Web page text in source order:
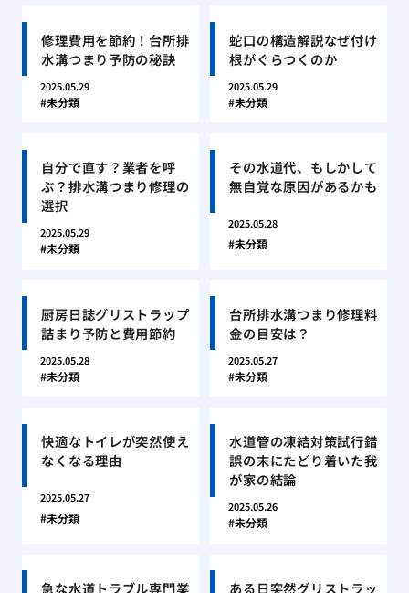
修理費用を節約！台所排
水溝つまり予防の秘訣
2025.05.29
未分類
蛇口の構造解説なぜ付け
根がぐらつくのか
2025.05.29
未分類
自分で直す？業者を呼
ぶ？排水溝つまり修理の
選択
2025.05.29
未分類
その水道代、もしかして
無自覚な原因があるかも
2025.05.28
未分類
厨房日誌グリストラップ
詰まり予防と費用節約
2025.05.28
未分類
台所排水溝つまり修理料
金の目安は？
2025.05.27
未分類
快適なトイレが突然使え
なくなる理由
2025.05.27
未分類
水道管の凍結対策試行錯
誤の末にたどり着いた我
が家の結論
2025.05.26
未分類
急な水道トラブル専門業
ある日突然グリストラッ